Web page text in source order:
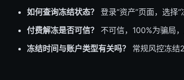
如何查询冻结状态？
登录“资产”页面，选择“
付费解冻是否可信？
不可信，100%为骗局
冻结时间与账户类型有关吗？
常规风控冻结